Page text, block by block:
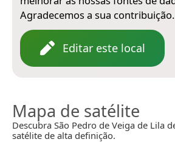
Agradecemos a sua contribuição.
Editar este local
Mapa de satélite
Descubra São Pedro de Veiga de Lila
satélite de alta definição.